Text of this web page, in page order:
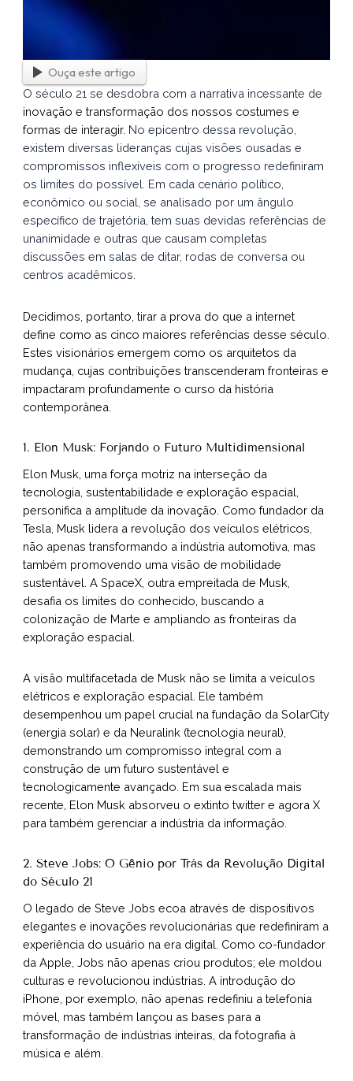
Ouça este artigo
O século 21 se desdobra com a narrativa incessante de
inovação e transformação dos nossos costumes e
formas de interagir. No epicentro dessa revolução,
existem diversas lideranças cujas visões ousadas e
compromissos inflexíveis com o progresso redefiniram
os limites do possível. Em cada cenário político,
econômico ou social, se analisado por um ângulo
específico de trajetória, tem suas devidas referências de
unanimidade e outras que causam completas
discussões em salas de ditar, rodas de conversa ou
centros acadêmicos.
Decidimos, portanto, tirar a prova do que a internet
define como as cinco maiores referências desse século.
Estes visionários emergem como os arquitetos da
mudança, cujas contribuições transcenderam fronteiras e
impactaram profundamente o curso da história
contemporânea.
1. Elon Musk: Forjando o Futuro Multidimensional
Elon Musk, uma força motriz na interseção da
tecnologia, sustentabilidade e exploração espacial,
personifica a amplitude da inovação. Como fundador da
Tesla, Musk lidera a revolução dos veículos elétricos,
não apenas transformando a indústria automotiva, mas
também promovendo uma visão de mobilidade
sustentável. A SpaceX, outra empreitada de Musk,
desafia os limites do conhecido, buscando a
colonização de Marte e ampliando as fronteiras da
exploração espacial.
A visão multifacetada de Musk não se limita a veículos
elétricos e exploração espacial. Ele também
desempenhou um papel crucial na fundação da SolarCity
(energia solar) e da Neuralink (tecnologia neural),
demonstrando um compromisso integral com a
construção de um futuro sustentável e
tecnologicamente avançado. Em sua escalada mais
recente, Elon Musk absorveu o extinto twitter e agora X
para também gerenciar a indústria da informação.
2. Steve Jobs: O Gênio por Trás da Revolução Digital
do Século 21
O legado de Steve Jobs ecoa através de dispositivos
elegantes e inovações revolucionárias que redefiniram a
experiência do usuário na era digital. Como co-fundador
da Apple, Jobs não apenas criou produtos; ele moldou
culturas e revolucionou indústrias. A introdução do
iPhone, por exemplo, não apenas redefiniu a telefonia
móvel, mas também lançou as bases para a
transformação de indústrias inteiras, da fotografia à
música e além.